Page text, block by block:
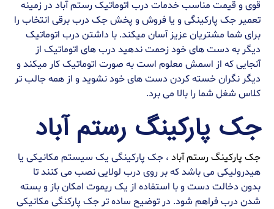
قوی و قیمت مناسب خدمات درب اتوماتیک رستم آباد در زمینه
تعمیر جک پارکینگی و یا فروش و پخش جک درب برقی انتخاب را
برای شما مشتریان عزیز آسان میکند. با داشتن درب اتوماتیک
دیگر به دست های خود زحمت ندهید درب های اتوماتیک از
آنجایی که از اسمش معلوم است به صورت اتوماتیک کار میکند و
دیگر نگران خسته کردن دست های خود نشوید و از همه جالب تر
کلاس شغل شما را بالا می برد.
جک پارکینگ رستم آباد
جک پارکینگ رستم آباد ، جک پارکینگی یک سیستم مکانیکی یا
هیدرولیکی می باشد که بر روی درب لولایی نصب می کنند تا
بدون دخالت دست و با استفاده از یک ریموت امکان باز و بسته
شدن درب فراهم شود. در توضیح ساده تر جک پارکنگی مکانیکی